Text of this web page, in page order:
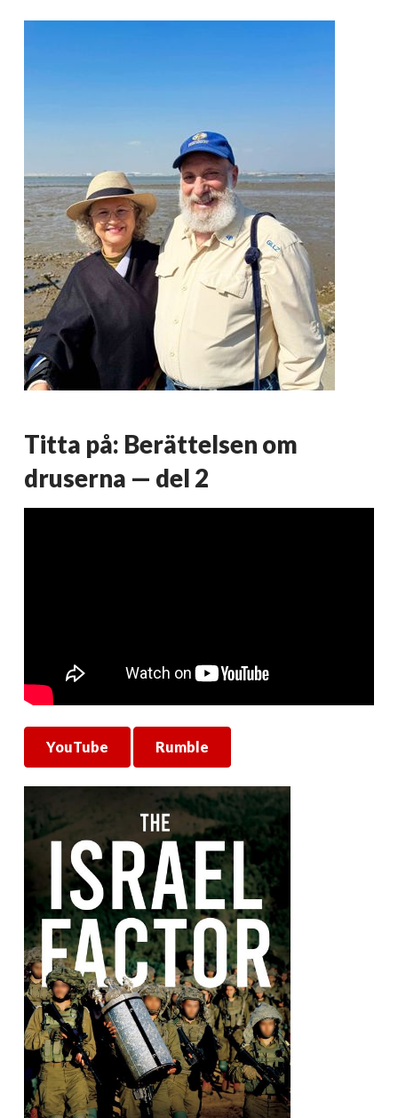
Titta på: Berättelsen om
druserna — del 2
YouTube Rumble